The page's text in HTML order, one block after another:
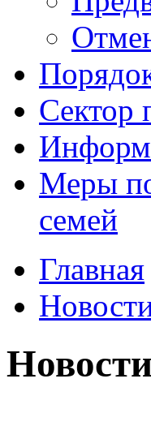
Сектор
Меры
семей
Главная
Новости